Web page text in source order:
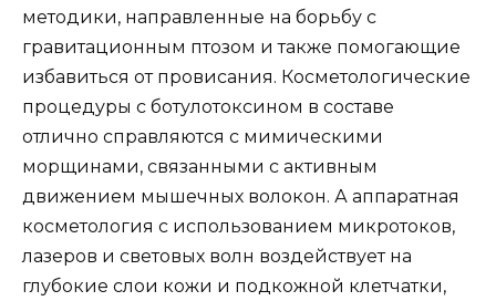
методики, направленные на борьбу с
гравитационным птозом и также помогающие
избавиться от провисания. Косметологические
процедуры с ботулотоксином в составе
отлично справляются с мимическими
морщинами, связанными с активным
движением мышечных волокон. А аппаратная
косметология с использованием микротоков,
лазеров и световых волн воздействует на
глубокие слои кожи и подкожной клетчатки,